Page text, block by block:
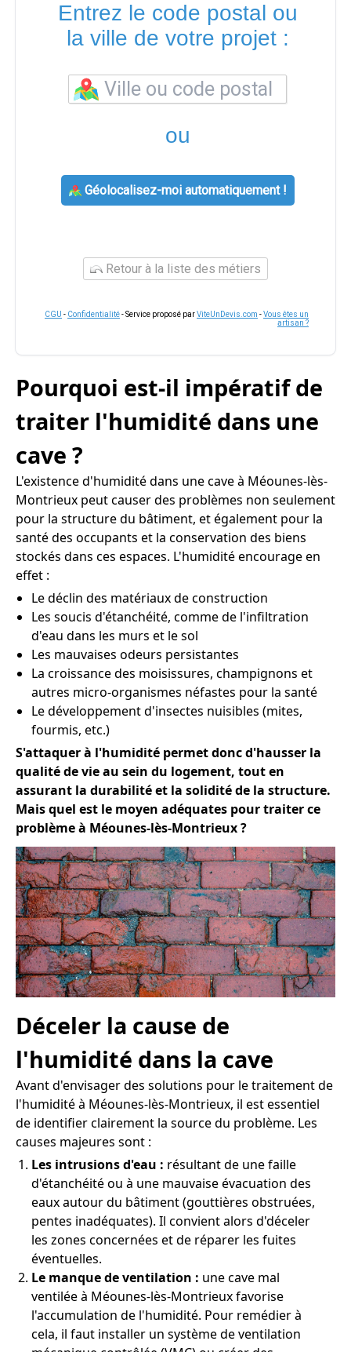
Entrez le code postal ou
la ville de votre projet :
ou
Géolocalisez-moi automatiquement !
Retour à la liste des métiers
CGU - Confidentialité- Service proposé parViteUnDevis.com -Vous êtes un
artisan ?
Pourquoi est-il impératif de
traiter l'humidité dans une
cave ?
L'existence d'humidité dans une cave à Méounes-lès-
Montrieux peut causer des problèmes non seulement
pour la structure du bâtiment, et également pour la
santé des occupants et la conservation des biens
stockés dans ces espaces. L'humidité encourage en
effet :
Le déclin des matériaux de construction
Les soucis d'étanchéité, comme de l'infiltration
d'eau dans les murs et le sol
Les mauvaises odeurs persistantes
La croissance des moisissures, champignons et
autres micro-organismes néfastes pour la santé
Le développement d'insectes nuisibles (mites,
fourmis, etc.)
S'attaquer à l'humidité permet donc d'hausser la
qualité de vie au sein du logement, tout en
assurant la durabilité et la solidité de la structure.
Mais quel est le moyen adéquates pour traiter ce
problème à Méounes-lès-Montrieux ?
Déceler la cause de
l'humidité dans la cave
Avant d'envisager des solutions pour le traitement de
l'humidité à Méounes-lès-Montrieux, il est essentiel
de identifier clairement la source du problème. Les
causes majeures sont :
Les intrusions d'eau : résultant de une faille
d'étanchéité ou à une mauvaise évacuation des
eaux autour du bâtiment (gouttières obstruées,
pentes inadéquates). Il convient alors d'déceler
les zones concernées et de réparer les fuites
éventuelles.
Le manque de ventilation : une cave mal
ventilée à Méounes-lès-Montrieux favorise
l'accumulation de l'humidité. Pour remédier à
cela, il faut installer un système de ventilation